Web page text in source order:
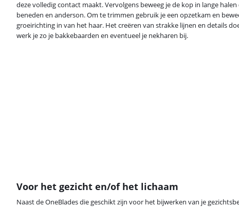
deze volledig contact maakt. Vervolgens beweeg je de kop in lange
beneden en anderson. Om te trimmen gebruik je een opzetkam en
groeirichting in van het haar. Het creëren van strakke lijnen en details
werk je zo je bakkebaarden en eventueel je nekharen bij.
Voor het gezicht en/of het lichaam
Naast de OneBlades die geschikt zijn voor het bijwerken van je